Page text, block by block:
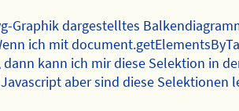
Graphik dargestelltes
ich mit
kann ich mir diese Selektion in
aber sind diese Selektionen